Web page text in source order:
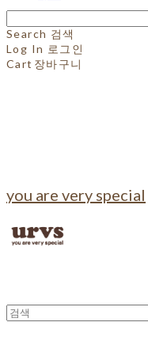
Search 검색
Log In 로그인
Cart 장바구니
you are very special